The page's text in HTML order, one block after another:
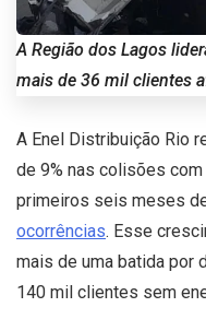
A Região dos Lagos
mais de 36 mil clientes
A Enel Distribuição Rio
de 9% nas colisões
primeiros seis meses
ocorrências. Esse
mais de uma batida por
140 mil clientes sem